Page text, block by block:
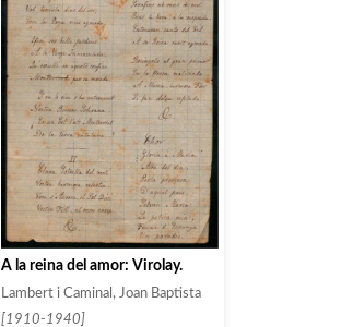
A la reina del amor: Virolay.
Lambert i Caminal, Joan Baptista
[1910-1940]